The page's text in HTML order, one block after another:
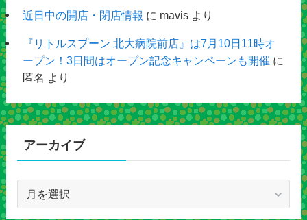
近日中の開店・閉店情報 に mavisより
『リトルスプーン 北大病院前店』は7月10日11時オ
ープン！3日間はオープン記念キャンペーンも開催 に
匿名 より
アーカイブ